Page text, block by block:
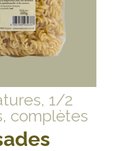
1/2
complètes